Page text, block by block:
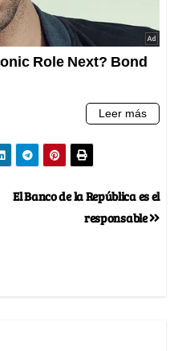
El Banco de la República es el
responsable